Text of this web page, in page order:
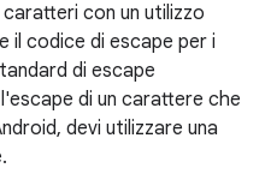
con un utilizzo
il codice di escape per i
di escape
di un carattere che
devi utilizzare una